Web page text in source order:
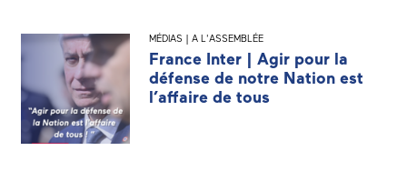
MÉDIAS | A L'ASSEMBLÉE
France Inter | Agir pour la
défense de notre Nation est
l’affaire de tous